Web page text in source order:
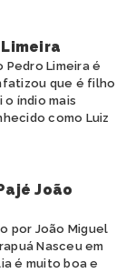
Pedro Limeira é
que é filho
o índio mais
como Luiz
João
por João Miguel
Nasceu em
é muito boa e